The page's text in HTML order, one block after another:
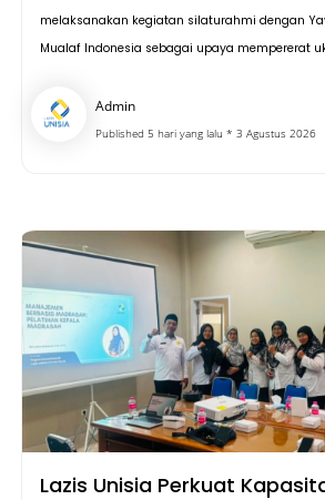
melaksanakan kegiatan silaturahmi dengan
Mualaf Indonesia sebagai upaya mempererat
Admin
Published 5 hari yang lalu * 3 Agustus 2026
Lazis Unisia Perkuat